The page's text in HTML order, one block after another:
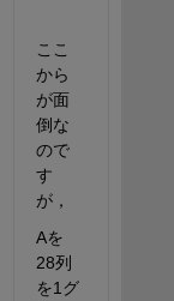
ここ
から
が面
倒な
ので
す
が，
Aを
28列
を1グ